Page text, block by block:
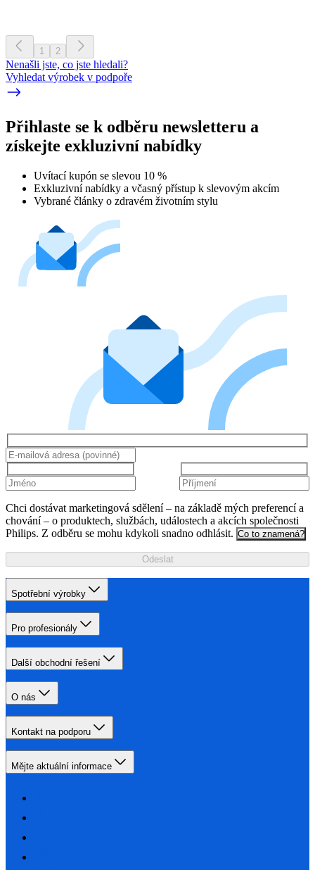
1 2
Nenašli jste, co jste hledali?
Vyhledat výrobek v podpoře
Přihlaste se k odběru newsletteru a
získejte exkluzivní nabídky
Uvítací kupón se slevou 10 %
Exkluzivní nabídky a včasný přístup k slevovým akcím
Vybrané články o zdravém životním stylu
Chci dostávat marketingová sdělení – na základě mých preferencí a
chování – o produktech, službách, událostech a akcích společnosti
Philips. Z odběru se mohu kdykoli snadno odhlásit. Co to znamená?
Odeslat
Spotřební výrobky
Pro profesionály
Další obchodní řešení
O nás
Kontakt na podporu
Mějte aktuální informace